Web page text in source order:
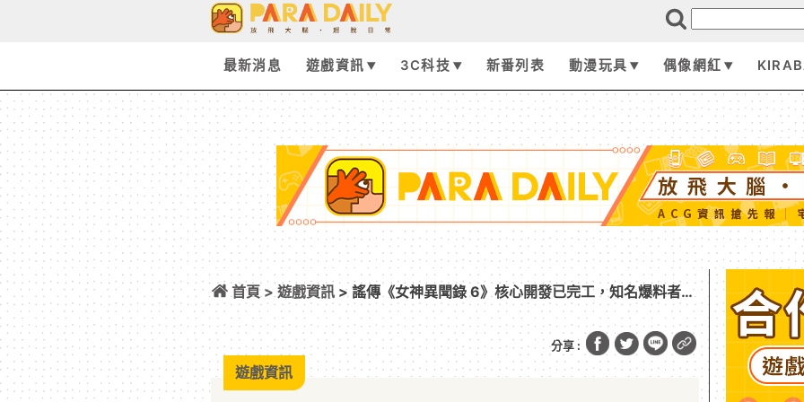
最新消息 遊戲資訊 3C科技 新番列表 動漫玩具 偶像網紅
首頁 >遊戲資訊 > 謠傳《女神異聞錄 6》核心開發已完工，知名爆料者稱
發售日將延至 2027 年
分享 :
遊戲資訊